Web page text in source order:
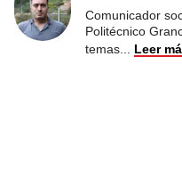
Comunicador
Politécnico
temas
Leer